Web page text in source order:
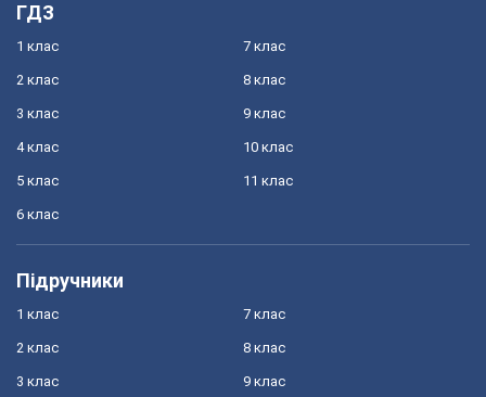
ГДЗ
1 клас
2 клас
3 клас
4 клас
5 клас
6 клас
7 клас
8 клас
9 клас
10 клас
11 клас
Підручники
1 клас
2 клас
3 клас
7 клас
8 клас
9 клас